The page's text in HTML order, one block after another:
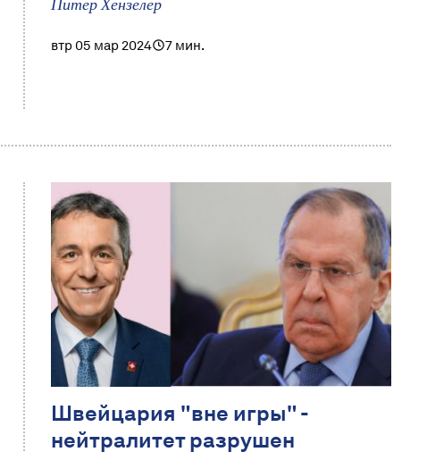
Питер Хензелер
втр 05 мар 2024 7 мин.
Швейцария "вне игры" -
нейтралитет разрушен